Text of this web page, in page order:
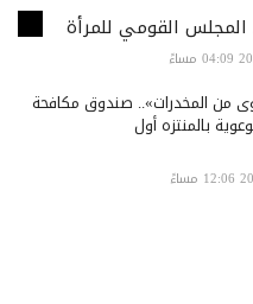
القومي للمرأة
من المخدرات».. صندوق مكافحة
بالمنتزه أول